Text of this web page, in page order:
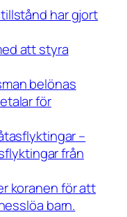
har gjort
att styra
belönas
för
–
från
koranen för att
barn.